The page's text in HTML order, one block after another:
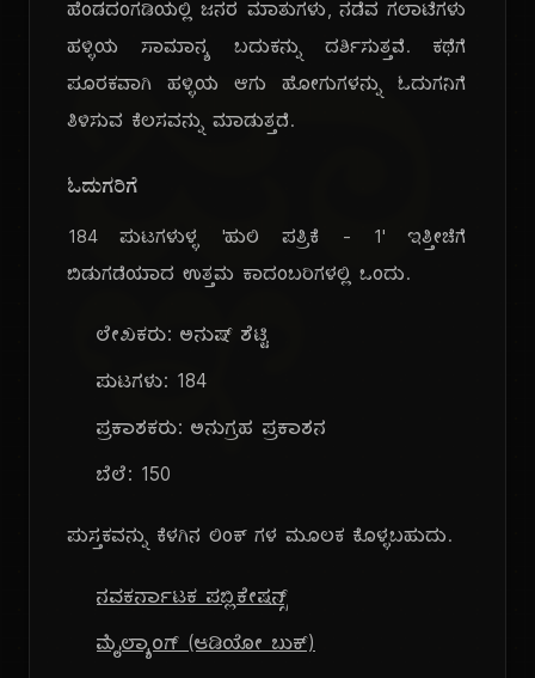
ಜ್ಞಾ
ಹೆಂಡದಂಗಡಿಯಲ್ಲಿ ಜನರ ಮಾತುಗಳು, ನಡೆವ ಗಲಾಟೆಗಳು
ಹಳ್ಳಿಯ ಸಾಮಾನ್ಯ ಬದುಕನ್ನು ದರ್ಶಿಸುತ್ತವೆ. ಕಥೆಗೆ
ಪೂರಕವಾಗಿ ಹಳ್ಳಿಯ ಆಗು ಹೋಗುಗಳನ್ನು ಓದುಗನಿಗೆ
ತಿಳಿಸುವ ಕೆಲಸವನ್ನು ಮಾಡುತ್ತದೆ.
ಓದುಗರಿಗೆ
184 ಪುಟಗಳುಳ್ಳ 'ಹುಲಿ ಪತ್ರಿಕೆ - 1' ಇತ್ತೀಚೆಗೆ
ಬಿಡುಗಡೆಯಾದ ಉತ್ತಮ ಕಾದಂಬರಿಗಳಲ್ಲಿ ಒಂದು.
ಲೇಖಕರು: ಅನುಷ್ ಶೆಟ್ಟಿ
ಪುಟಗಳು: 184
ಪ್ರಕಾಶಕರು: ಅನುಗ್ರಹ ಪ್ರಕಾಶನ
ಬೆಲೆ: 150
ಪುಸ್ತಕವನ್ನು ಕೆಳಗಿನ ಲಿಂಕ್ ಗಳ ಮೂಲಕ ಕೊಳ್ಳಬಹುದು.
ನವಕರ್ನಾಟಕ ಪಬ್ಲಿಕೇಷನ್ಸ್
ಮೈಲ್ಯಾಂಗ್ (ಆಡಿಯೋ ಬುಕ್)